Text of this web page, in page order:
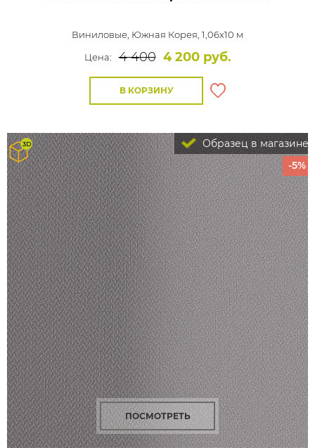
Виниловые, Южная Корея, 1,06x10 м
Цена:
4 400 4 200 руб.
В КОРЗИНУ
Образец в магазине
-5%
ПОСМОТРЕТЬ